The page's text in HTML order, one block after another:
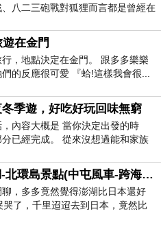
八二三砲戰對狐狸而言都是曾經在
在金門
，地點決定在金門。 跟多多樂樂
的反應很可愛 『蛤!這樣我會很...
季遊，好吃好玩回味無窮
內容大概是 當你決定出發的時
已經完成。 從來沒想過能和家族
《遊》澎湖-北環島景點(中屯風車-跨海大橋-大果葉玄武岩)
，多多竟然覺得澎湖比日本還好
哭了，千里迢迢去到日本，竟然比